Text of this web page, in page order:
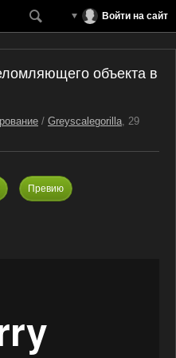
Войти на сайт
объекта в
/ Greyscalegorilla, 29
Превию